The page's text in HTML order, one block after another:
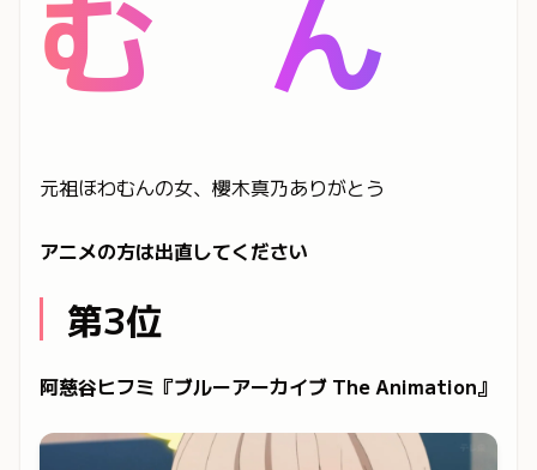
む ん
元祖ほわむんの女、櫻木真乃ありがとう
アニメの方は出直してください
第3位
阿慈谷ヒフミ『ブルーアーカイブ The Animation』